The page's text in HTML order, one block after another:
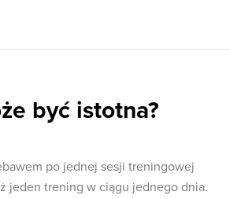
być istotna?
po jednej sesji treningowej
jeden trening w ciągu jednego dnia.